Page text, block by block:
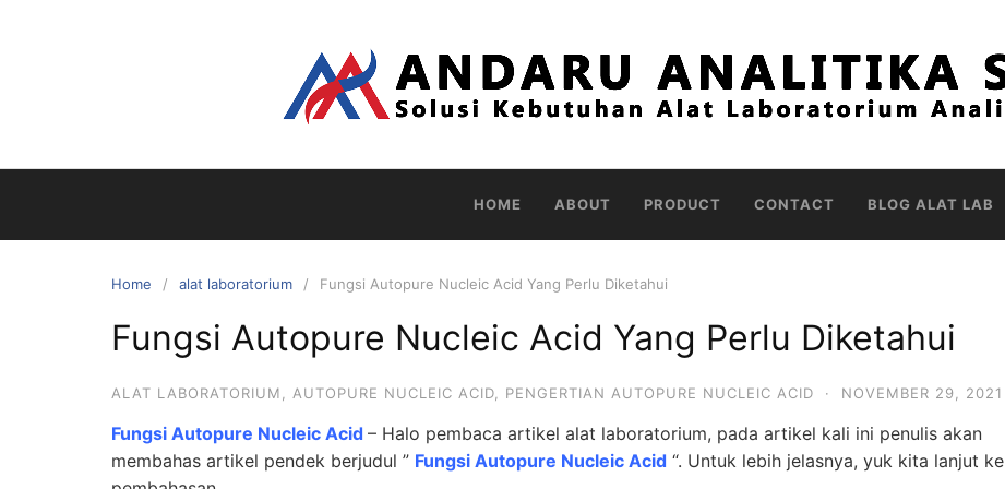
HOME ABOUT PRODUCT CONTACT BLOG ALAT LAB
Home alat laboratorium Fungsi Autopure Nucleic Acid Yang Perlu Diketahui
Fungsi Autopure Nucleic Acid Yang Perlu Diketahui
ALAT LABORATORIUM AUTOPURE NUCLEIC ACID PENGERTIAN AUTOPURE NUCLEIC ACID · NOVEMBER 29, 2021
Fungsi Autopure Nucleic Acid – Halo pembaca artikel alat laboratorium, pada artikel kali ini penulis akan
membahas artikel pendek berjudul ” Fungsi Autopure Nucleic Acid “. Untuk lebih jelasnya, yuk kita lanjut ke